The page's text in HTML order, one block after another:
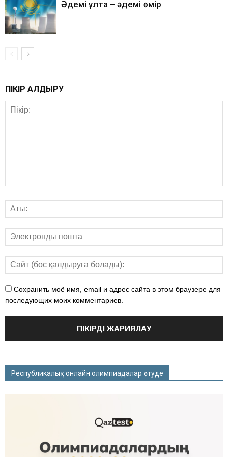
Әдемі ұлтқа – әдемі өмір
ПІКІР ҚАЛДЫРУ
Сохранить моё имя, email и адрес сайта в этом браузере для
последующих моих комментариев.
Республикалық онлайн олимпиадалар өтуде